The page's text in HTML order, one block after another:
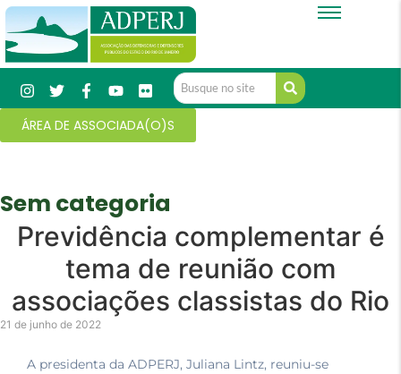
ÁREA DE ASSOCIADA(O)S
Sem categoria
Previdência complementar é
tema de reunião com
associações classistas do Rio
21 de junho de 2022
A presidenta da ADPERJ, Juliana Lintz, reuniu-se